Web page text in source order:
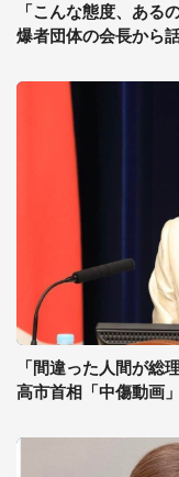
「こんな態度、ある
爆者団体の会長から
「間違った人間が総
高市首相「中傷動画